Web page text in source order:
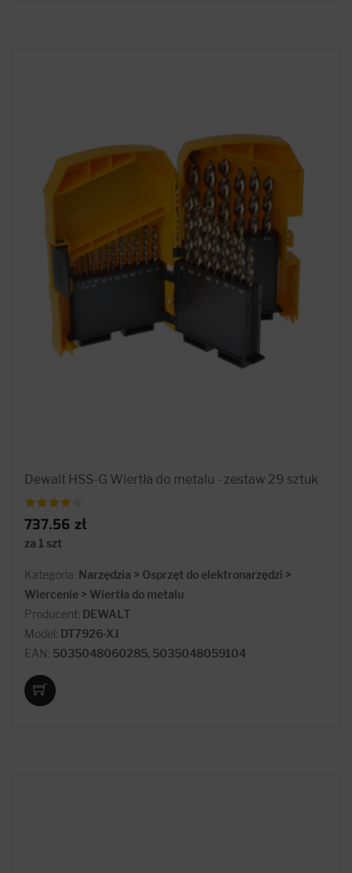
Dewalt HSS-G Wiertła do metalu - zestaw 29 sztuk
737.56 zł
za 1 szt
Kategoria: Narzędzia > Osprzęt do elektronarzędzi >
Wiercenie > Wiertła do metalu
Producent: DEWALT
Model: DT7926-XJ
EAN: 5035048060285, 5035048059104